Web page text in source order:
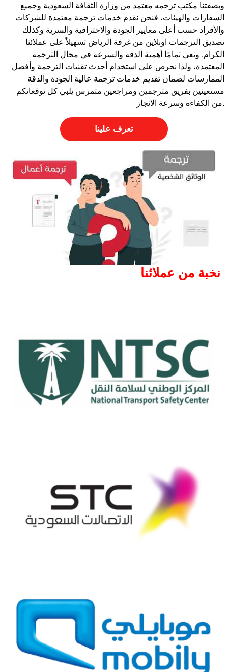
وبصفتنا مكتب ترجمه معتمد من وزارة الثقافة السعودية وجميع
السفارات والهيئات، فنحن نقدم خدمات ترجمة معتمدة للشركات
والأفراد حسب أعلى معايير الجودة والاحترافية والسرية وكذلك
تصديق الترجمات اونلاين من غرفة الرياض تسهيلاً على عملائنا
الكرام. ونعي تمامًا أهمية الدقة والسرعة في مجال الترجمة
المعتمدة، ولذا نحرص على استخدام أحدث تقنيات الترجمة وأفضل
الممارسات لضمان تقديم خدمات ترجمة عالية الجودة والدقة
مستعينين بفريق مترجمين ومراجعين متمرس يلبي كل توقعاتكم
من الكفاءة وسرعة الانجاز.
تعرف علينا
نخبة من عملائنا